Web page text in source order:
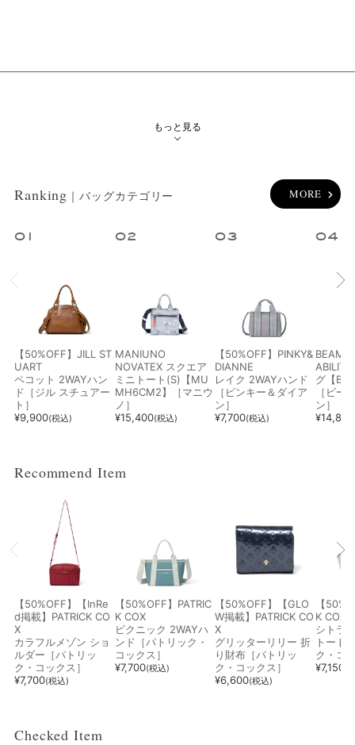
ホワイト系
もっと見る
Ranking ｜バッグカテゴリー MORE
1
【50%OFF】JILL ST
UART
ペコット 2WAYハン
ド［ジル スチュアー
ト］
¥9,900(税込)
2
MANIUNO
NOVATEX スクエア
ミニトート(S)【MU
MH6CM2】［マニウ
ノ］
¥15,400(税込)
3
【50%OFF】PINKY&
DIANNE
レイク 2WAYハンド
［ピンキー＆ダイア
ン］
¥7,700(税込)
4
BEAMS
グ【
［ビー
ン］
¥14,850
Recommend Item
【50%OFF】【InRe
d掲載】PATRICK CO
X
カラフルメゾン ショ
ルダー［パトリッ
ク・コックス］
¥7,700(税込)
【50%OFF】PATRIC
K COX
ピクニック 2WAYハ
ンド［パトリック・
コックス］
¥7,700(税込)
【50%OFF】【GLO
W掲載】PATRICK CO
X
グリッターリリー 折
り財布［パトリッ
ク・コックス］
¥6,600(税込)
【
K COX
シトラ
トート
ク・コ
¥7,150
Checked Item